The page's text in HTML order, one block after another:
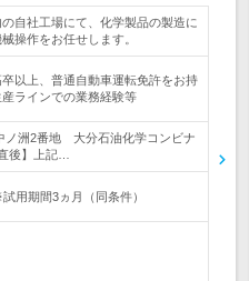
自社工場にて、化学製品の製造に
操作をお任せします。
以上、普通自動車運転免許をお持
ラインでの業務経験等
ノ洲2番地 大分石油化学コンビナ
後】上記…
用期間3ヵ月（同条件）